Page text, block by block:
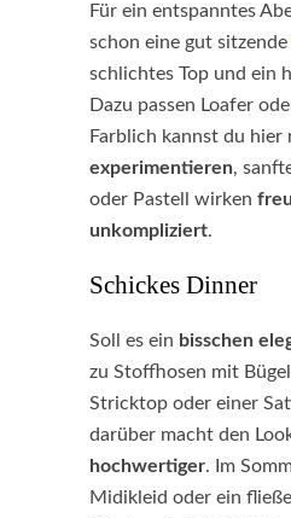
Für ein entspanntes
schon eine gut sitzende
schlichtes Top und ein
Dazu passen Loafer
Farblich kannst du hier
experimentieren,
oder Pastell wirken
unkompliziert.
Schickes Dinner
Soll es ein bisschen
zu Stoffhosen mit
Stricktop oder einer
darüber macht den
hochwertiger. Im
Midikleid oder ein